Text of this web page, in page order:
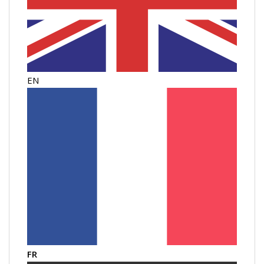
EN
FR